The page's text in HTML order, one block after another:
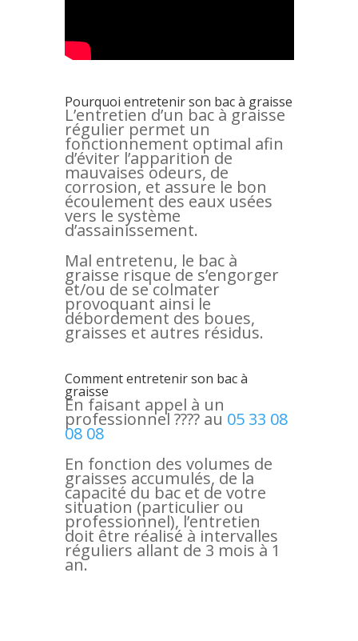
Pourquoi entretenir son bac à graisse
L’entretien d’un bac à graisse
régulier permet un
fonctionnement optimal afin
d’éviter l’apparition de
mauvaises odeurs, de
corrosion, et assure le bon
écoulement des eaux usées
vers le système
d’assainissement.
Mal entretenu, le bac à
graisse risque de s’engorger
et/ou de se colmater
provoquant ainsi le
débordement des boues,
graisses et autres résidus.
Comment entretenir son bac à
graisse
En faisant appel à un
professionnel ???? au 05 33 08
08 08
En fonction des volumes de
graisses accumulés, de la
capacité du bac et de votre
situation (particulier ou
professionnel), l’entretien
doit être réalisé à intervalles
réguliers allant de 3 mois à 1
an.